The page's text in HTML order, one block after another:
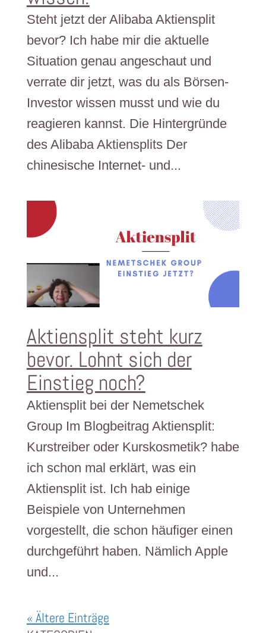
Steht jetzt der Alibaba Aktiensplit
bevor? Ich habe mir die aktuelle
Situation genau angeschaut und
verrate dir jetzt, was du als Börsen-
Investor wissen musst und wie du
reagieren kannst. Die Hintergründe
des Alibaba Aktiensplits Der
chinesische Internet- und...
Aktiensplit steht kurz
bevor. Lohnt sich der
Einstieg noch?
Aktiensplit bei der Nemetschek
Group Im Blogbeitrag Aktiensplit:
Kurstreiber oder Kurskosmetik? habe
ich schon mal erklärt, was ein
Aktiensplit ist. Ich hab einige
Beispiele von Unternehmen
vorgestellt, die schon häufiger einen
durchgeführt haben. Nämlich Apple
und...
« Ältere Einträge